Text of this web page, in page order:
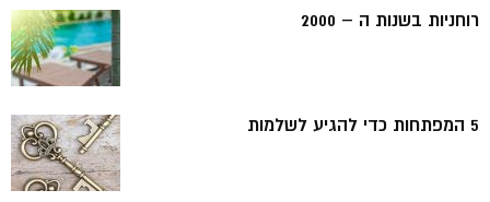
רוחניות בשנות ה – 2000
5 המפתחות כדי להגיע לשלמות